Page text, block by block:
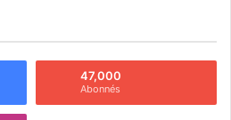
47,000
Abonnés